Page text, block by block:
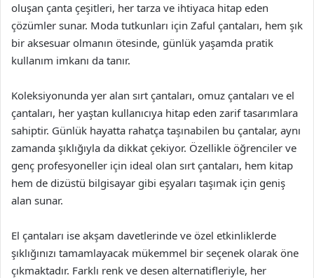
oluşan çanta çeşitleri, her tarza ve ihtiyaca hitap eden
çözümler sunar. Moda tutkunları için Zaful çantaları, hem şık
bir aksesuar olmanın ötesinde, günlük yaşamda pratik
kullanım imkanı da tanır.
Koleksiyonunda yer alan sırt çantaları, omuz çantaları ve el
çantaları, her yaştan kullanıcıya hitap eden zarif tasarımlara
sahiptir. Günlük hayatta rahatça taşınabilen bu çantalar, aynı
zamanda şıklığıyla da dikkat çekiyor. Özellikle öğrenciler ve
genç profesyoneller için ideal olan sırt çantaları, hem kitap
hem de dizüstü bilgisayar gibi eşyaları taşımak için geniş
alan sunar.
El çantaları ise akşam davetlerinde ve özel etkinliklerde
şıklığınızı tamamlayacak mükemmel bir seçenek olarak öne
çıkmaktadır. Farklı renk ve desen alternatifleriyle, her